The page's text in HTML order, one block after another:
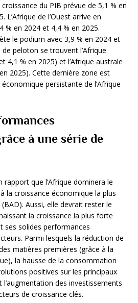
du PIB prévue de 5,1 % en
L’Afrique de l’Ouest arrive en
% en 2024 et 4,4 % en 2025.
le podium avec 3,9 % en 2024 et
peloton se trouvent l’Afrique
4,1 % en 2025) et l’Afrique australe
2025). Cette dernière zone est
persistante de l’Afrique
à une série de
rapport que l’Afrique dominera le
la croissance économique la plus
Aussi, elle devrait rester le
la croissance la plus forte
ses solides performances
Parmi lesquels la réduction de
matières premières (grâce à la
la hausse de la consommation
positives sur les principaux
l’augmentation des investissements
de croissance clés.